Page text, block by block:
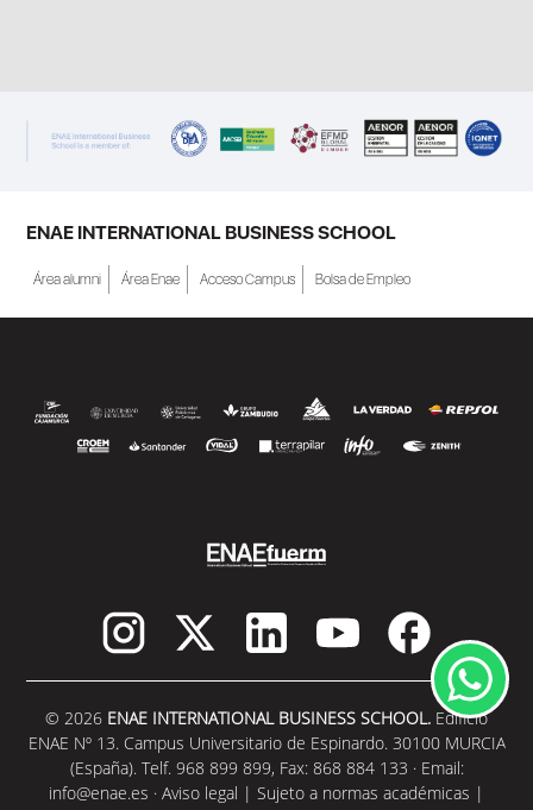
ENAE INTERNATIONAL BUSINESS SCHOOL
Área alumni Área Enae Acceso Campus Bolsa de Empleo
© 2026 ENAE INTERNATIONAL BUSINESS SCHOOL. Edificio
ENAE Nº 13. Campus Universitario de Espinardo. 30100 MURCIA
(España). Telf. 968 899 899, Fax: 868 884 133 · Email:
info@enae.es · Aviso legal | Sujeto a normas académicas |